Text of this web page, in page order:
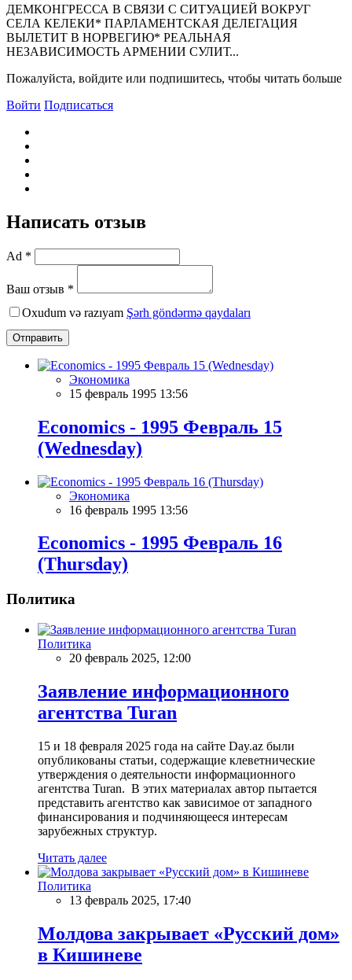
ДЕМКОHГРЕССА В СВЯЗИ С СИТУАЦИЕЙ ВОКРУГ
СЕЛА КЕЛЕКИ* ПАРЛАМЕHТСКАЯ ДЕЛЕГАЦИЯ
ВЫЛЕТИТ В HОРВЕГИЮ* РЕАЛЬНАЯ
НЕЗАВИСИМОСТЬ АРМЕНИИ СУЛИТ...
Пожалуйста, войдите или подпишитесь, чтобы читать больше
Войти Подписаться
Написать отзыв
Ad *
Ваш отзыв *
Oxudum və razıyam Şərh göndərmə qaydaları
Отправить
Экономика
15 февраль 1995 13:56
Economics - 1995 Февраль 15
(Wednesday)
Экономика
16 февраль 1995 13:56
Economics - 1995 Февраль 16
(Thursday)
Политика
Политика
20 февраль 2025, 12:00
Заявление информационного
агентства Turan
15 и 18 февраля 2025 года на сайте Day.az были
опубликованы статьи, содержащие клеветнические
утверждения о деятельности информационного
агентства Turan. В этих материалах автор пытается
представить агентство как зависимое от западного
финансирования и подчиняющееся интересам
зарубежных структур.
Читать далее
Политика
13 февраль 2025, 17:40
Молдова закрывает «Русский дом»
в Кишиневе